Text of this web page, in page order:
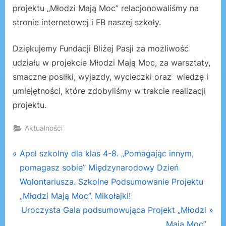
projektu „Młodzi Mają Moc” relacjonowaliśmy na
stronie internetowej i FB naszej szkoły.
Dziękujemy Fundacji Bliżej Pasji za możliwość
udziału w projekcie Młodzi Mają Moc, za warsztaty,
smaczne posiłki, wyjazdy, wycieczki oraz wiedzę i
umiejętności, które zdobyliśmy w trakcie realizacji
projektu.
Aktualności
Nawigacja
wpisu
P
r
e
v
Apel szkolny dla klas 4-8. „Pomagając innym,
pomagasz sobie” Międzynarodowy Dzień
Wolontariusza. Szkolne Podsumowanie Projektu
„Młodzi Mają Moc”. Mikołajki!
N
Uroczysta Gala podsumowująca Projekt „Młodzi